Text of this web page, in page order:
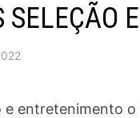
SELEÇÃO
entretenimento o